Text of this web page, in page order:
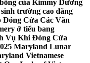
của Kimmy Dương
trường cao đẳng
Đóng Cửa Các Văn
ở tiểu bang
Vụ Khi Đóng Cửa
Maryland Lunar
Vietnamese